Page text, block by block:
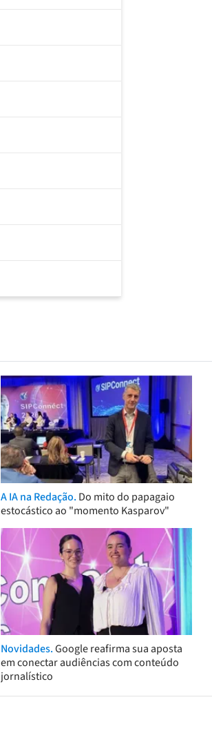
A IA na Redação. Do mito do papagaio
estocástico ao "momento Kasparov"
Novidades.Google reafirma sua aposta
em conectar audiências com conteúdo
jornalístico